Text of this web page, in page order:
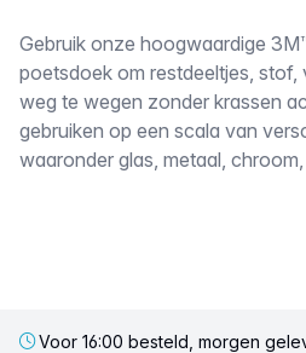
Omschrijving
Gebruik onze hoogwaardige
poetsdoek om restdeeltjes, stof,
weg te wegen zonder krassen
gebruiken op een scala van
waaronder glas, metaal,
Voor 16:00 besteld, morgen